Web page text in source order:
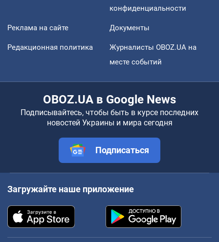
конфиденциальности
Реклама на сайте Документы
Редакционная политика
Журналисты OBOZ.UA на
месте событий
OBOZ.UA в Google News
Подписывайтесь, чтобы быть в курсе последних
новостей Украины и мира сегодня
Подписаться
Загружайте наше приложение